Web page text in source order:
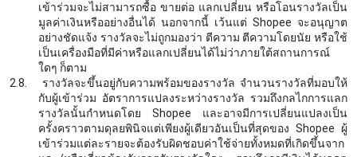
เข้าร่วมจะไม่สามารถซื้อ ขายต่อ แลกเปลี่ยน หรือโอนรางวัลเป็น
มูลค่าเงินหรืออย่างอื่นได้ นอกจากนี้ เว้นแต่ Shopee จะอนุญาต
อย่างชัดแจ้ง รางวัลจะไม่ถูกมองว่า ตีความ ตีความโดยนัย หรือใช้
เป็นเครื่องมือที่มีค่าหรือแลกเปลี่ยนได้ไม่ว่าภายใต้สถานการณ์
ใดๆ ก็ตาม
2.8.
รางวัลจะขึ้นอยู่กับความพร้อมของรางวัล จำนวนรางวัลที่มอบให้
กับผู้เข้าร่วม อัตราการแปลงระหว่างรางวัล รวมถึงกลไกการแลก
รางวัลนั้นกำหนดโดย Shopee และอาจมีการเปลี่ยนแปลงเป็น
ครั้งคราวตามดุลยพินิจแต่เพียงผู้เดียวอันเป็นที่สุดของ Shopee ผู้
เข้าร่วมแต่ละรายจะต้องรับผิดชอบค่าใช้จ่ายทั้งหมดที่เกิดขึ้นจาก